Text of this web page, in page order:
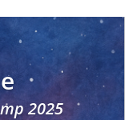
2025